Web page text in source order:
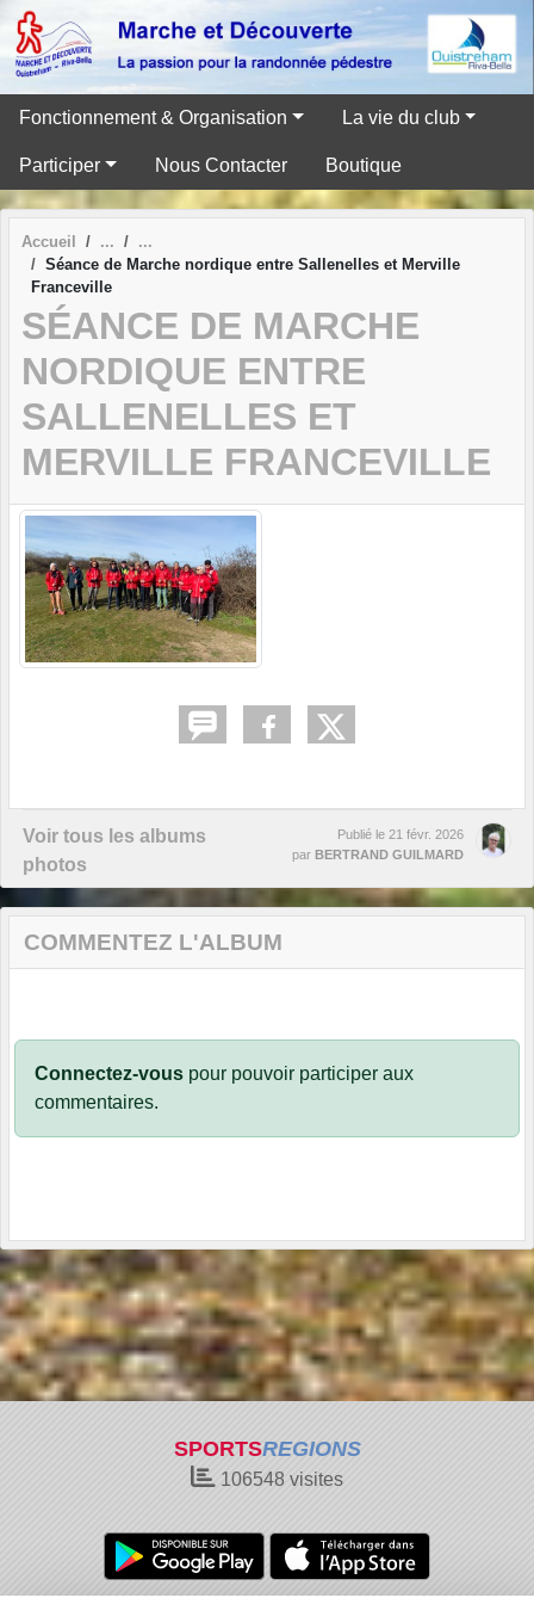
Fonctionnement & Organisation La vie du club
Participer Nous Contacter Boutique
Accueil
Séance de Marche nordique entre Sallenelles et Merville
Franceville
SÉANCE DE MARCHE
NORDIQUE ENTRE
SALLENELLES ET
MERVILLE FRANCEVILLE
Voir tous les albums
photos
Publié le 21 févr. 2026
par BERTRAND GUILMARD
COMMENTEZ L'ALBUM
Connectez-vous pour pouvoir participer aux
commentaires.
SPORTSREGIONS
106548 visites
Panneau de gestion des cookies